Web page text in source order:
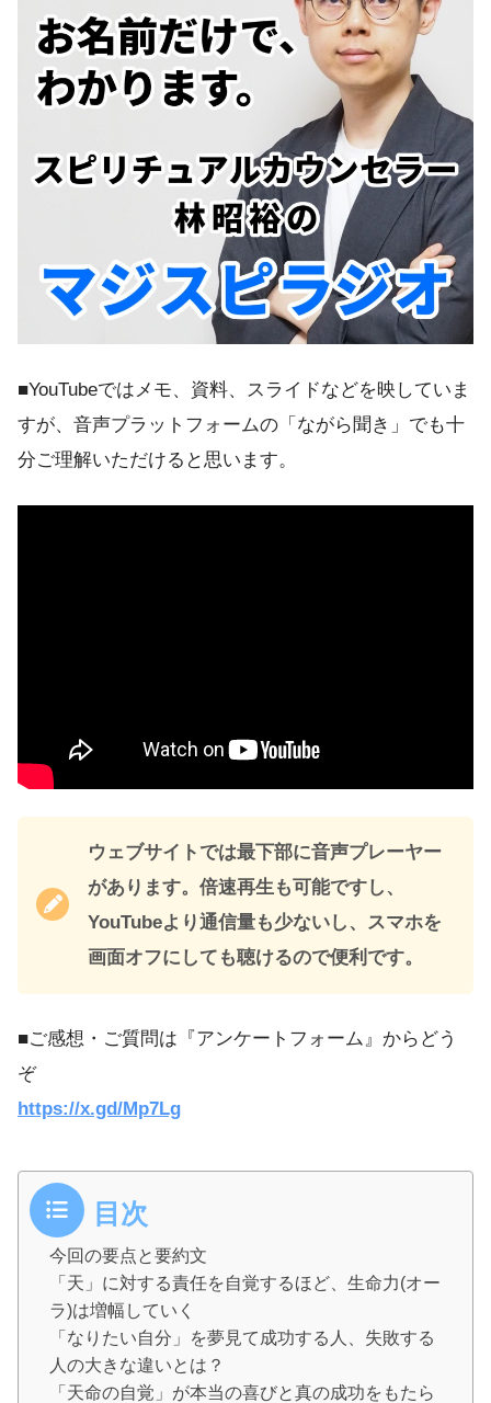
■YouTubeではメモ、資料、スライドなどを映していま
すが、音声プラットフォームの「ながら聞き」でも十
分ご理解いただけると思います。
ウェブサイトでは最下部に音声プレーヤー
があります。倍速再生も可能ですし、
YouTubeより通信量も少ないし、スマホを
画面オフにしても聴けるので便利です。
■ご感想・ご質問は『アンケートフォーム』からどう
ぞ
https://x.gd/Mp7Lg
目次
今回の要点と要約文
「天」に対する責任を自覚するほど、生命力(オー
ラ)は増幅していく
「なりたい自分」を夢見て成功する人、失敗する
人の大きな違いとは？
「天命の自覚」が本当の喜びと真の成功をもたら